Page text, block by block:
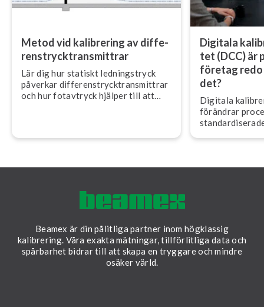
Metod vid kalibrering av dif­fe­
rens­tryck­trans­mitt­rar
Lär dig hur statiskt led­nings­tryck
påverkar dif­fe­rens­tryck­trans­mitt­rar
och hur fotavtryck hjälper till att
Digitala
tet (DCC) är
företag
det?
Digitala
förändrar
Beamex är din pålitliga partner inom högklassig
kalibrering. Våra exakta mätningar, tillförlitliga data och
spårbarhet bidrar till att skapa en tryggare och mindre
osäker värld.